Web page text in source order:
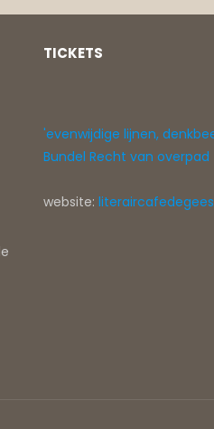
TICKETS
'evenwijdige lijnen,
Bundel Recht van overpad
website: